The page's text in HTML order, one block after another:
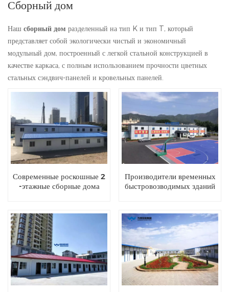
Сборный дом
Наш сборный дом разделенный на тип K и тип T, который
представляет собой экологически чистый и экономичный
модульный дом, построенный с легкой стальной конструкцией в
качестве каркаса, с полным использованием прочности цветных
стальных сэндвич-панелей и кровельных панелей.
Современные роскошные 2
-этажные сборные дома
Производители временных
быстровозводимых зданий